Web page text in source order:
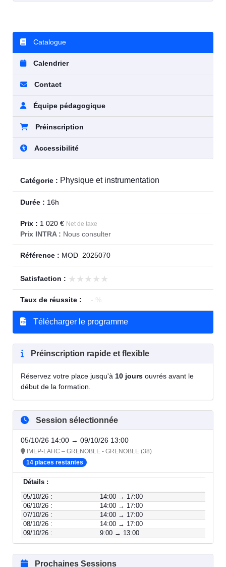
Catalogue
Calendrier
Contact
Équipe pédagogique
Préinscription
Accessibilité
Catégorie : Physique et instrumentation
Durée : 16h
Prix : 1 020 € Net de taxe
Prix INTRA : Nous consulter
Référence : MOD_2025070
Satisfaction : ★★★★★
★★★★★
Taux de réussite : - %
Télécharger le programme
Préinscription rapide et flexible
Réservez votre place jusqu'à 10 jours ouvrés avant le
début de la formation.
Session sélectionnée
05/10/26 14:00 → 09/10/26 13:00
IMEP-LAHC – GRENOBLE - GRENOBLE (38)
14 places restantes
Détails :
05/10/26 :
14:00 → 17:00
06/10/26 :
14:00 → 17:00
07/10/26 :
14:00 → 17:00
08/10/26 :
14:00 → 17:00
09/10/26 :
9:00 → 13:00
Prochaines Sessions